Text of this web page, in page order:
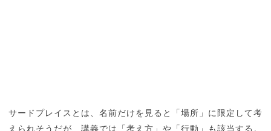
サードプレイスとは、名前だけを見ると「場所」に限定して考
えられそうだが、講義では「考え方」や「行動」も該当する。